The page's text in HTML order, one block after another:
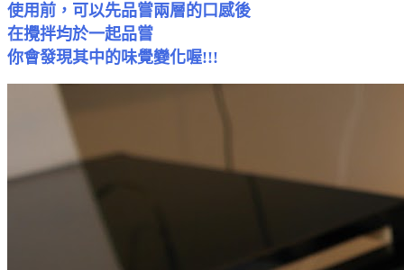
使用前，可以先品嘗兩層的口感後
在攪拌均於一起品嘗
你會發現其中的味覺變化喔!!!